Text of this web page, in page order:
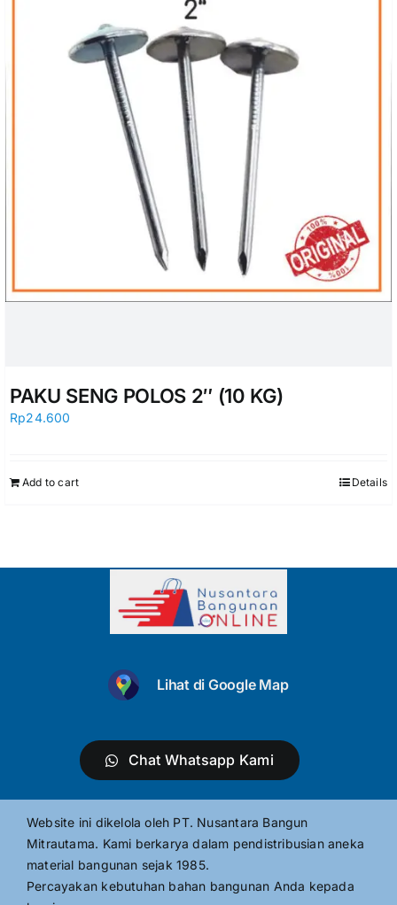
PAKU SENG POLOS 2″ (10 KG)
Rp24.600
Add to cart Details
Lihat di Google Map
Chat Whatsapp Kami
Website ini dikelola oleh PT. Nusantara Bangun
Mitrautama. Kami berkarya dalam pendistribusian aneka
material bangunan sejak 1985.
Percayakan kebutuhan bahan bangunan Anda kepada